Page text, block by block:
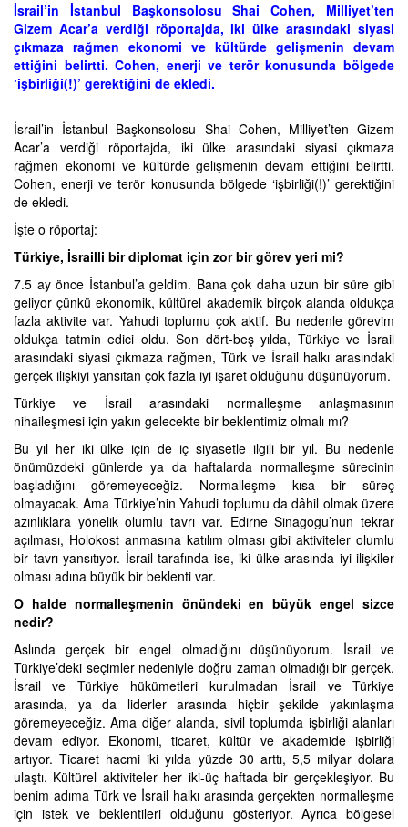
İsrail’in İstanbul Başkonsolosu Shai Cohen, Milliyet’ten
Gizem Acar’a verdiği röportajda, iki ülke arasındaki siyasi
çıkmaza rağmen ekonomi ve kültürde gelişmenin devam
ettiğini belirtti. Cohen, enerji ve terör konusunda bölgede
‘işbirliği(!)’ gerektiğini de ekledi.
İsrail’in İstanbul Başkonsolosu Shai Cohen, Milliyet’ten Gizem
Acar’a verdiği röportajda, iki ülke arasındaki siyasi çıkmaza
rağmen ekonomi ve kültürde gelişmenin devam ettiğini belirtti.
Cohen, enerji ve terör konusunda bölgede ‘işbirliği(!)’ gerektiğini
de ekledi.
İşte o röportaj:
Türkiye, İsrailli bir diplomat için zor bir görev yeri mi?
7.5 ay önce İstanbul’a geldim. Bana çok daha uzun bir süre gibi
geliyor çünkü ekonomik, kültürel akademik birçok alanda oldukça
fazla aktivite var. Yahudi toplumu çok aktif. Bu nedenle görevim
oldukça tatmin edici oldu. Son dört-beş yılda, Türkiye ve İsrail
arasındaki siyasi çıkmaza rağmen, Türk ve İsrail halkı arasındaki
gerçek ilişkiyi yansıtan çok fazla iyi işaret olduğunu düşünüyorum.
Türkiye ve İsrail arasındaki normalleşme anlaşmasının
nihaileşmesi için yakın gelecekte bir beklentimiz olmalı mı?
Bu yıl her iki ülke için de iç siyasetle ilgili bir yıl. Bu nedenle
önümüzdeki günlerde ya da haftalarda normalleşme sürecinin
başladığını göremeyeceğiz. Normalleşme kısa bir süreç
olmayacak. Ama Türkiye’nin Yahudi toplumu da dâhil olmak üzere
azınlıklara yönelik olumlu tavrı var. Edirne Sinagogu’nun tekrar
açılması, Holokost anmasına katılım olması gibi aktiviteler olumlu
bir tavrı yansıtıyor. İsrail tarafında ise, iki ülke arasında iyi ilişkiler
olması adına büyük bir beklenti var.
O halde normalleşmenin önündeki en büyük engel sizce
nedir?
Aslında gerçek bir engel olmadığını düşünüyorum. İsrail ve
Türkiye’deki seçimler nedeniyle doğru zaman olmadığı bir gerçek.
İsrail ve Türkiye hükümetleri kurulmadan İsrail ve Türkiye
arasında, ya da liderler arasında hiçbir şekilde yakınlaşma
göremeyeceğiz. Ama diğer alanda, sivil toplumda işbirliği alanları
devam ediyor. Ekonomi, ticaret, kültür ve akademide işbirliği
artıyor. Ticaret hacmi iki yılda yüzde 30 arttı, 5,5 milyar dolara
ulaştı. Kültürel aktiviteler her iki-üç haftada bir gerçekleşiyor. Bu
benim adıma Türk ve İsrail halkı arasında gerçekten normalleşme
için istek ve beklentileri olduğunu gösteriyor. Ayrıca bölgesel